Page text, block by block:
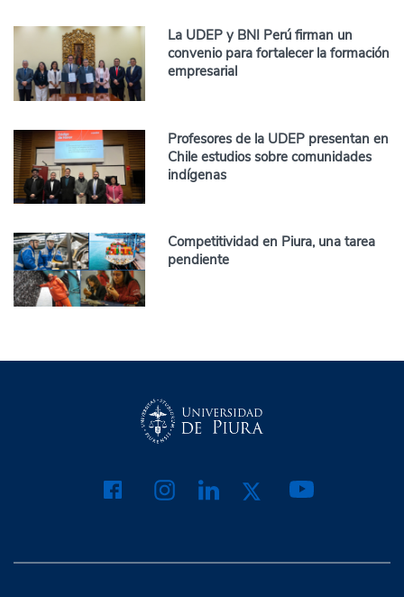
La UDEP y BNI Perú firman un
convenio para fortalecer la formación
empresarial
Profesores de la UDEP presentan en
Chile estudios sobre comunidades
indígenas
Competitividad en Piura, una tarea
pendiente